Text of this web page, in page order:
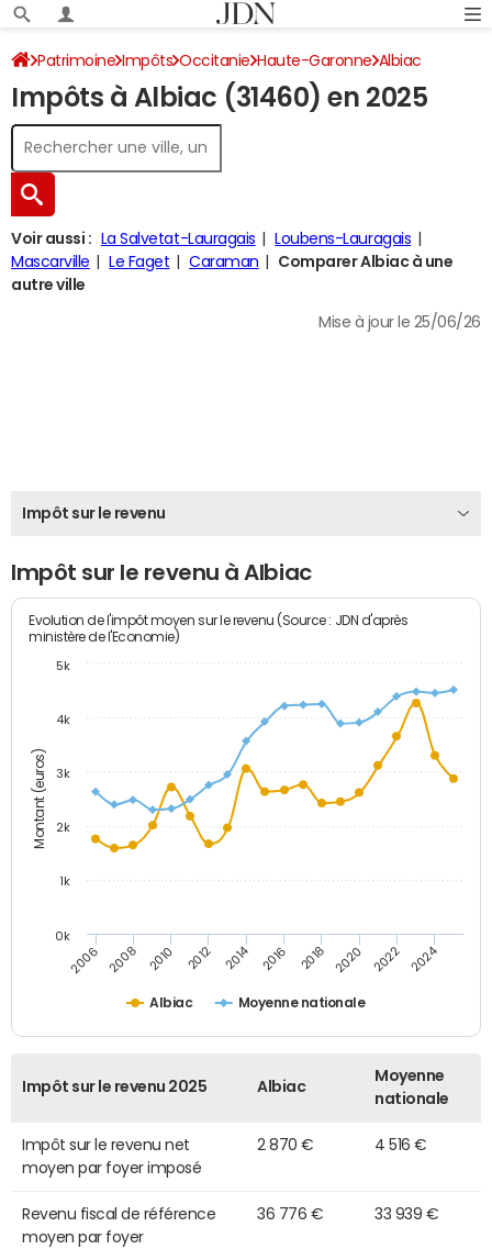
Patrimoine Impôts Occitanie Haute-Garonne Albiac
Impôt sur le revenu
Impôts à Albiac (31460) en 2025
Voir aussi : La Salvetat-Lauragais
Loubens-Lauragais
Mascarville
Le Faget Caraman
Comparer Albiac à une
autre ville
Mise à jour le 25/06/26
Impôt sur le revenu
Impôt sur le revenu à Albiac
Montant (euros)
Evolution de l'impôt moyen sur le revenu (Source : JDN d'après
ministère de l'Economie)
Albiac Moyenne nationale
2006 2008 2010 2012 2014 2016 2018 2020 2022 2024
0k
1k
2k
3k
4k
5k
Impôt sur le revenu 2025 Albiac
Moyenne
nationale
Impôt sur le revenu net
moyen par foyer imposé
2 870 € 4 516 €
Revenu fiscal de référence
moyen par foyer
36 776 € 33 939 €